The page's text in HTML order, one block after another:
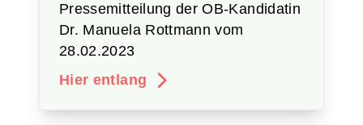
Pressemitteilung der OB-Kandidatin
Dr. Manuela Rottmann vom
28.02.2023
Hier entlang